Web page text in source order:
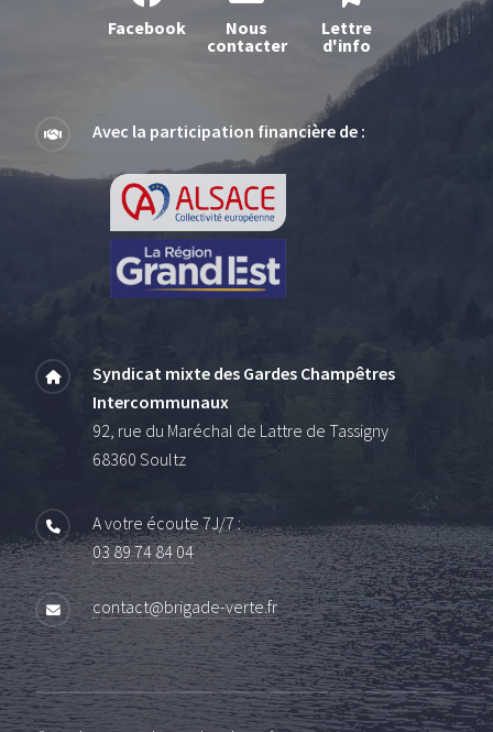
Facebook
Nous
contacter
Lettre
d'info
Avec la participation financière de :
Syndicat mixte des Gardes Champêtres
Intercommunaux
92, rue du Maréchal de Lattre de Tassigny
68360 Soultz
A votre écoute 7J/7 :
03 89 74 84 04
contact@brigade-verte.fr